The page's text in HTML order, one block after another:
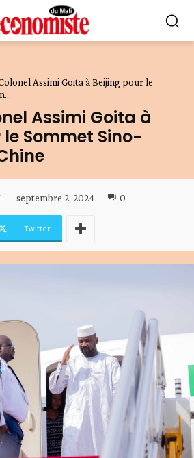
Assimi Goita à Beijing pour le
Assimi Goita à
Sommet Sino-
septembre 2, 2024 0
Twitter